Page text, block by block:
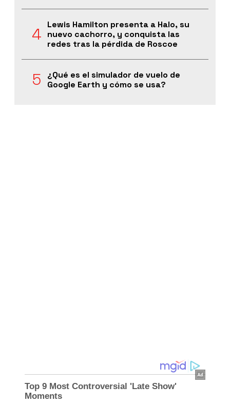
Lewis Hamilton presenta a Halo, su
nuevo cachorro, y conquista las
redes tras la pérdida de Roscoe
¿Qué es el simulador de vuelo de
Google Earth y cómo se usa?